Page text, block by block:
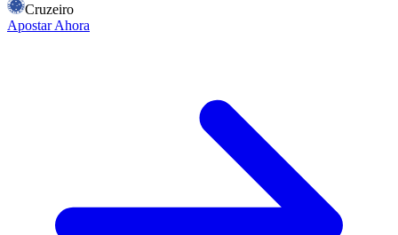
Cruzeiro
Apostar Ahora